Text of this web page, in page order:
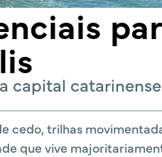
capital
cedo, trilhas
que vive